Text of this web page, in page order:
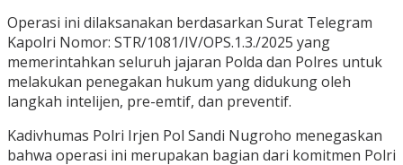
Operasi ini dilaksanakan berdasarkan Surat Telegram
Kapolri Nomor: STR/1081/IV/OPS.1.3./2025 yang
memerintahkan seluruh jajaran Polda dan Polres untuk
melakukan penegakan hukum yang didukung oleh
langkah intelijen, pre-emtif, dan preventif.
Kadivhumas Polri Irjen Pol Sandi Nugroho menegaskan
bahwa operasi ini merupakan bagian dari komitmen Polri